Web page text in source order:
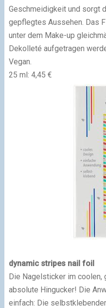
Geschmeidigkeit und sorgt
gepflegtes Aussehen. Das
unter dem Make-up
Dekolleté aufgetragen
Vegan.
25 ml: 4,45 €
dynamic stripes nail foil
Die Nagelsticker im coolen,
absolute Hingucker! Die
einfach: Die